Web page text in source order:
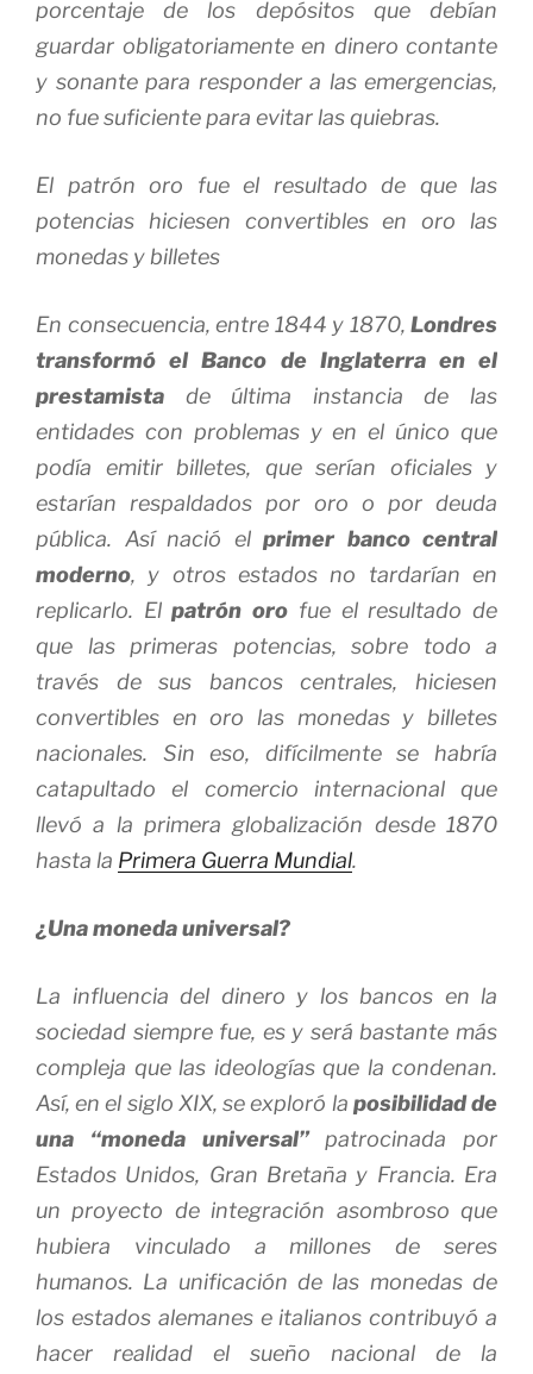
porcentaje de los depósitos que debían
guardar obligatoriamente en dinero contante
y sonante para responder a las emergencias,
no fue suficiente para evitar las quiebras.
El patrón oro fue el resultado de que las
potencias hiciesen convertibles en oro las
monedas y billetes
En consecuencia, entre 1844 y 1870, Londres
transformó el Banco de Inglaterra en el
prestamista de última instancia de las
entidades con problemas y en el único que
podía emitir billetes, que serían oficiales y
estarían respaldados por oro o por deuda
pública. Así nació el primer banco central
moderno, y otros estados no tardarían en
replicarlo. Elpatrón oro fue el resultado de
que las primeras potencias, sobre todo a
través de sus bancos centrales, hiciesen
convertibles en oro las monedas y billetes
nacionales. Sin eso, difícilmente se habría
catapultado el comercio internacional que
llevó a la primera globalización desde 1870
hasta la Primera Guerra Mundial.
¿Una moneda universal?
La influencia del dinero y los bancos en la
sociedad siempre fue, es y será bastante más
compleja que las ideologías que la condenan.
Así, en el siglo XIX, se exploró la posibilidad de
una “moneda universal”patrocinada por
Estados Unidos, Gran Bretaña y Francia. Era
un proyecto de integración asombroso que
hubiera vinculado a millones de seres
humanos. La unificación de las monedas de
los estados alemanes e italianos contribuyó a
hacer realidad el sueño nacional de la